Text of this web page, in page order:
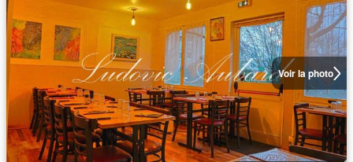
Voir la photo